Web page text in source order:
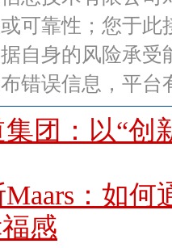
可靠性；您于
自身的风险承
错误信息，平台
集团：以“创
：如
感